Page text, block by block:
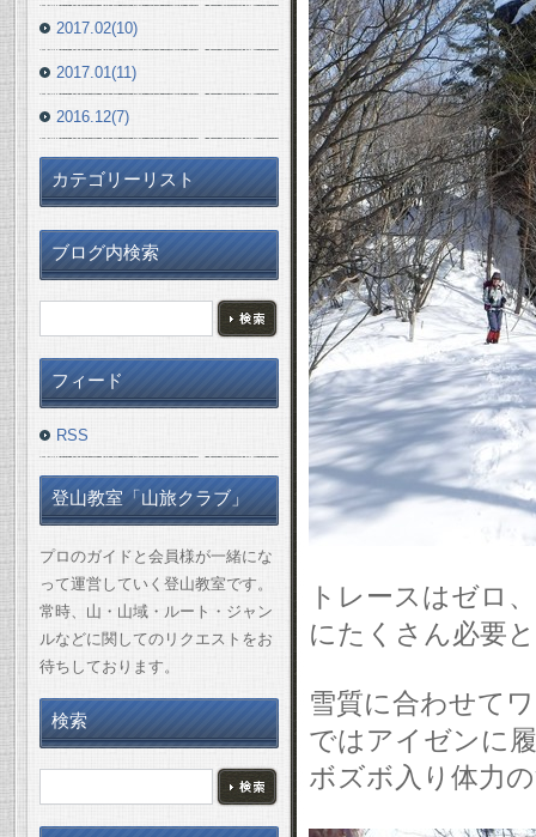
トレースはゼロ
にたくさん必要
雪質に合わせて
ではアイゼンに
ボズボ入り体力
2017.02(10)
2017.01(11)
2016.12(7)
カテゴリーリスト
ブログ内検索
フィード
RSS
登山教室「山旅クラブ」
プロのガイドと会員様が一緒にな
って運営していく登山教室です。
常時、山・山域・ルート・ジャン
ルなどに関してのリクエストをお
待ちしております。
検索